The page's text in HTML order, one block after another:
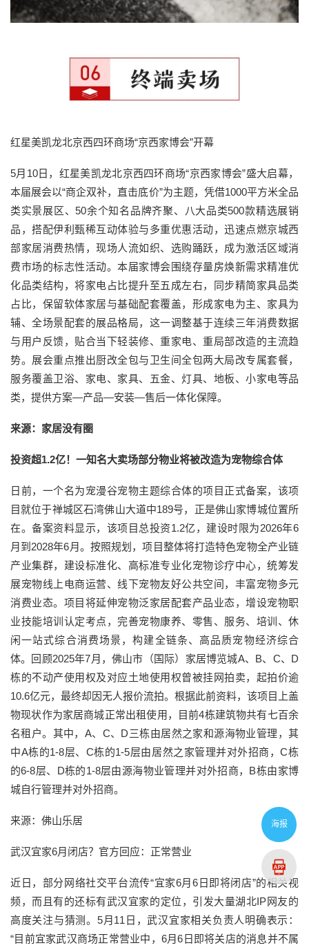
红星美凯龙北京西四环商场“京西家博会”开幕
5月10日，红星美凯龙北京西四环商场“京西家博会”盛大启幕，
本届展会以“商企双补，直击底价”为主题，凭借1000平方米全品
类实景展区、50余个知名品牌齐聚、八大品类500款精选展销
品，搭配伊利甄稀互动体验与多重优惠活动，迅速点燃京城西
部家居消费热情，现场人流如织、选购踊跃，成为激活区域消
费市场的标志性活动。本届家博会围绕存量房焕新需求精准优
化品类结构，将家电占比提升至五成左右，同步精简家具品类
占比，保留软体家居与基础配套覆盖，形成家电为主、家具为
辅、全场景配套的展品格局，这一调整基于连续三年消费数据
与用户反馈，贴合当下轻装修、重家电、重局部改造的主流趋
势。展会重点推出厨改全包与卫生间全包两大局改专属套餐，
服务覆盖卫浴、家电、家具、五金、灯具、地板、小家电等品
类，提供方案—产品—安装—售后一体化保障。
来源：家居没有圈
投资超1.2亿！一知名大卖场部分物业将被改造为宠物综合体
日前，一个名为宠漫谷宠物主题综合体的项目正式备案，该项
目就位于禅城区石湾佛山大道中189号，正是佛山家博城位置所
在。备案资料显示，该项目总投资1.2亿，建设时限为2026年6
月到2028年6月。按照规划，项目整体将打造特色宠物全产业链
产业集群，建设标准化、高标准专业化宠物诊疗中心，统筹发
展宠物线上电商运营、线下宠物友好公共空间，丰富宠物多元
消费业态。项目将延伸宠物泛家居配套产品业态，增设宠物职
业技能培训认定考点，完善宠物康养、零售、服务、培训、休
闲一站式综合消费场景，构建全链条、高品质宠物经济综合
体。回顾2025年7月，佛山市（国际）家居博览城A、B、C、D
栋的不动产使用权及对应土地使用权曾被挂网拍卖，起拍价逾
10.6亿元，最终却因无人报价流拍。根据此前资料，该项目上盖
物现状作为家居商城正常出租使用，目前4栋建筑物共有七百余
名租户。其中，A、C、D三栋由居然之家和源海物业管理，其
中A栋的1-8层、C栋的1-5层由居然之家管理并对外招商，C栋
的6-8层、D栋的1-8层由源海物业管理并对外招商，B栋由家博
城自行管理并对外招商。
来源：佛山乐居
武汉宜家6月闭店？官方回应：正常营业
近日，部分网络社交平台流传“宜家6月6日即将闭店”的相关视
频，而且有的还标有武汉宜家的定位，引发大量湖北IP网友的
高度关注与猜测。5月11日，武汉宜家相关负责人明确表示：
“目前宜家武汉商场正常营业中，6月6日即将关店的消息并不属
海报